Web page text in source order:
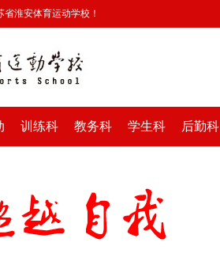
淮安体育运动学校！
训练科 教务科 学生科 后勤科